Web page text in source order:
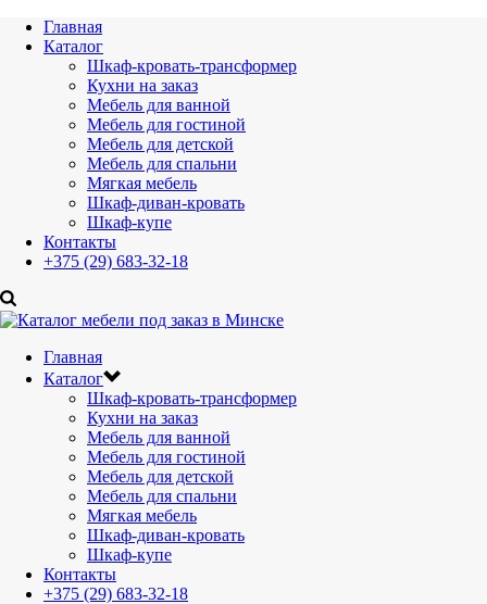
Главная
Каталог
Шкаф-кровать-трансформер
Кухни на заказ
Мебель для ванной
Мебель для гостиной
Мебель для детской
Мебель для спальни
Мягкая мебель
Шкаф-диван-кровать
Шкаф-купе
Контакты
+375 (29) 683-32-18
Главная
Каталог
Шкаф-кровать-трансформер
Кухни на заказ
Мебель для ванной
Мебель для гостиной
Мебель для детской
Мебель для спальни
Мягкая мебель
Шкаф-диван-кровать
Шкаф-купе
Контакты
+375 (29) 683-32-18